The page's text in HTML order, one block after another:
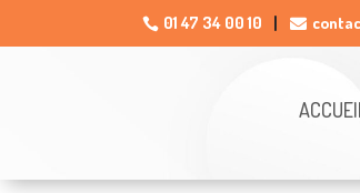
01 47 34 00 10